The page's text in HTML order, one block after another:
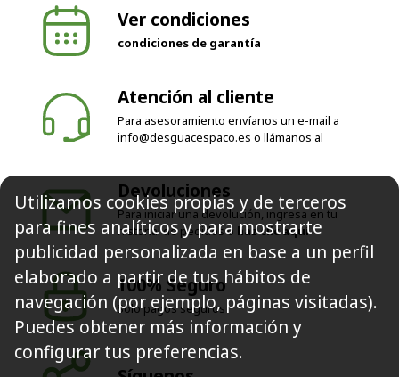
Ver condiciones
condiciones de garantía
Atención al cliente
Para asesoramiento envíanos un e-mail a
info@desguacespaco.es o llámanos al
Devoluciones
Para iniciar una devolución, ingresa en tu
historial de pedidos o haz clic aquí
100% Seguro
Solo pagos seguros
Utilizamos cookies propias y de terceros
para fines analíticos y para mostrarte
publicidad personalizada en base a un perfil
elaborado a partir de tus hábitos de
navegación (por ejemplo, páginas visitadas).
Puedes obtener más información y
configurar tus preferencias.